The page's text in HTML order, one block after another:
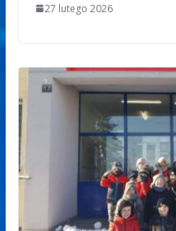
27 lutego 2026